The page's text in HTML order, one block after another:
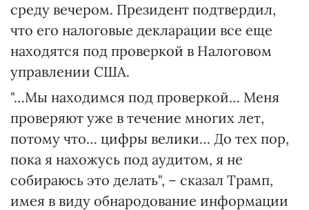
среду вечером. Президент подтвердил,
что его налоговые декларации все еще
находятся под проверкой в Налоговом
управлении США.
"…Мы находимся под проверкой… Меня
проверяют уже в течение многих лет,
потому что… цифры велики… До тех пор,
пока я нахожусь под аудитом, я не
собираюсь это делать", – сказал Трамп,
имея в виду обнародование информации